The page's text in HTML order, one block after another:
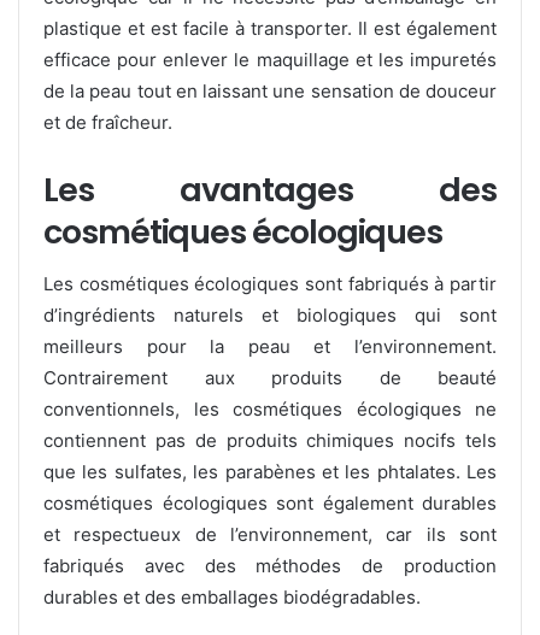
plastique et est facile à transporter. Il est également
efficace pour enlever le maquillage et les impuretés
de la peau tout en laissant une sensation de douceur
et de fraîcheur.
Les avantages des
cosmétiques écologiques
Les cosmétiques écologiques sont fabriqués à partir
d’ingrédients naturels et biologiques qui sont
meilleurs pour la peau et l’environnement.
Contrairement aux produits de beauté
conventionnels, les cosmétiques écologiques ne
contiennent pas de produits chimiques nocifs tels
que les sulfates, les parabènes et les phtalates. Les
cosmétiques écologiques sont également durables
et respectueux de l’environnement, car ils sont
fabriqués avec des méthodes de production
durables et des emballages biodégradables.